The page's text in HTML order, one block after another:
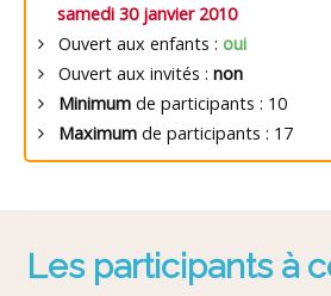
samedi 30 janvier 2010
Ouvert aux enfants : oui
Ouvert aux invités : non
Minimum de participants : 10
Maximum de participants : 17
Les participants à